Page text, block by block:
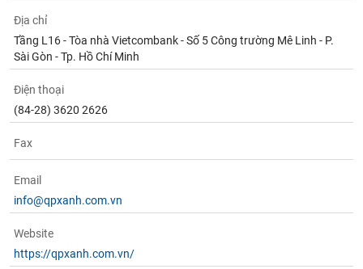
Địa chỉ
Tầng L16 - Tòa nhà Vietcombank - Số 5 Công trường Mê Linh - P.
Sài Gòn - Tp. Hồ Chí Minh
Điện thoại
(84-28) 3620 2626
Fax
Email
info@qpxanh.com.vn
Website
https://qpxanh.com.vn/